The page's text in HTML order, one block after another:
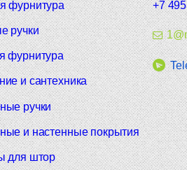
+7
фурнитура
ручки
фурнитура
и сантехника
ручки
и настенные покрытия
для штор